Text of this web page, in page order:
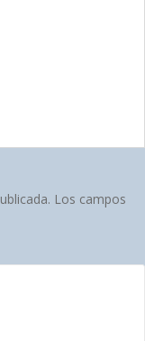
Los campos